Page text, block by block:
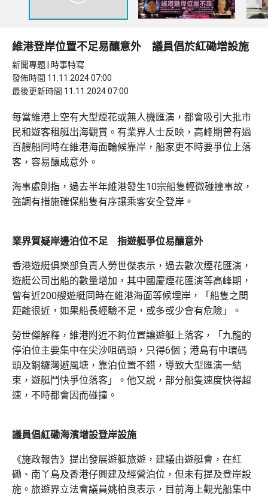
維港登岸位置不足易釀意外 議員倡於紅磡增設施
新聞專題 | 時事特寫
發佈時間 11.11.2024 07:00
最後更新時間 11.11.2024 07:00
每當維港上空有大型煙花或無人機匯演，都會吸引大批市
民和遊客租艇出海觀賞。有業界人士反映，高峰期曾有過
百艘船同時在維港海面輪候靠岸，船家更不時要爭位上落
客，容易釀成意外。
海事處則指，過去半年維港發生10宗船隻輕微碰撞事故，
強調有措施確保船隻有序讓乘客安全登岸。
業界質疑岸邊泊位不足 指遊艇爭位易釀意外
香港遊艇俱樂部負責人勞世傑表示，過去數次煙花匯演，
遊艇公司出船的數量增加，其中國慶煙花匯演等高峰期，
曾有近200艘遊艇同時在維港海面等候埋岸，「船隻之間
距離很近，如果船長經驗不足，或多或少會有危險」。
勞世傑解釋，維港附近不夠位置讓遊艇上落客，「九龍的
停泊位主要集中在尖沙咀碼頭，只得6個；港島有中環碼
頭及銅鑼灣避風塘，靠泊位置不錯，導致大型匯演一結
束，遊艇鬥快爭位落客」。他又說，部分船隻速度快得超
速，不時都會因而碰撞。
議員倡紅磡海濱增設登岸設施
《施政報告》提出發展遊艇旅遊，建議由遊艇會，在紅
磡、南丫島及香港仔興建及經營泊位，但未有提及登岸設
施。旅遊界立法會議員姚柏良表示，目前海上觀光船集中